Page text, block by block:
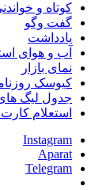
کوتاه و
گفت وگو
یادداشت
آب و هوای
نمای بازار
کیوسک
جدول لیگ
استعلام
Instagram
Aparat
Telegram